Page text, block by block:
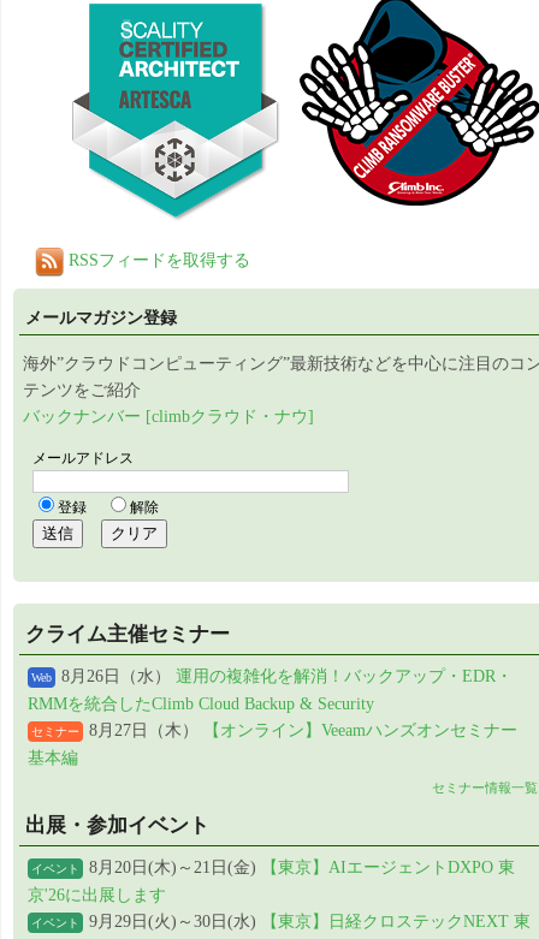
RSSフィードを取得する
メールマガジン登録
海外”クラウドコンピューティング”最新技術などを中心に注目のコ
テンツをご紹介
バックナンバー [climbクラウド・ナウ]
クライム主催セミナー
Web 8月26日（水） 運用の複雑化を解消！バックアップ・EDR・
RMMを統合したClimb Cloud Backup & Security
セミナー 8月27日（木）
【オンライン】Veeamハンズオンセミナー
基本編
セミナー情報一覧
出展・参加イベント
イベント 8月20日(木)～21日(金)
【東京】AIエージェントDXPO 東
京'26に出展します
イベント 9月29日(火)～30日(水)
【東京】日経クロステックNEXT 東